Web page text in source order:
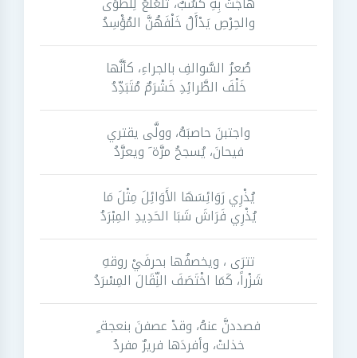
والحِرْصِ يَدْأَلُ خَلْفَهُنَّ المُؤْسِدُ
صُعرُ السَّوالفِ بالجراءِ، كأنَّها
خَلْفَ الطَّرائِدِ خَشْرَمٌ مُتَبَدِّدُ
واجتبنَ حاصبَهُ، وولَّى يقتري
فيحانَ، يُسجحُ مرَّة َ ويعرَّدُ
يُذْرِي رَوَائِسَهَا الأَوَائِلَ مِثْلَ مَا
يُذْرِي فَرَاشَ شَبَا الحَدِيدِ المِبْرَدُ
تترَى ، ويخصفُها بحرفَيْ روقهِ
شَزْراً، كَمَا اخْتَصَفَ النِّقَالَ المِسْرَدُ
فصددنَّ عنهُ، وقدْ عصفنَ بنعجة ٍ
خذلتْ، وأفردَها فريرٌ مفردُ